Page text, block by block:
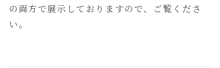
の両方で展示しておりますので、ご覧くださ
い。